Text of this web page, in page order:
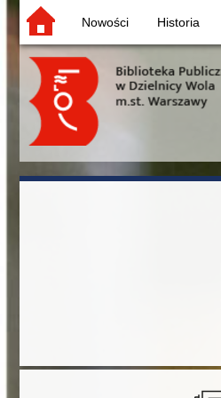
Nowości Historia